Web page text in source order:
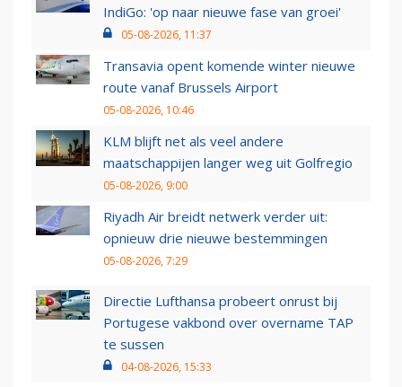
IndiGo: 'op naar nieuwe fase van groei'
05-08-2026, 11:37
Transavia opent komende winter nieuwe
route vanaf Brussels Airport
05-08-2026, 10:46
KLM blijft net als veel andere
maatschappijen langer weg uit Golfregio
05-08-2026, 9:00
Riyadh Air breidt netwerk verder uit:
opnieuw drie nieuwe bestemmingen
05-08-2026, 7:29
Directie Lufthansa probeert onrust bij
Portugese vakbond over overname TAP
te sussen
04-08-2026, 15:33